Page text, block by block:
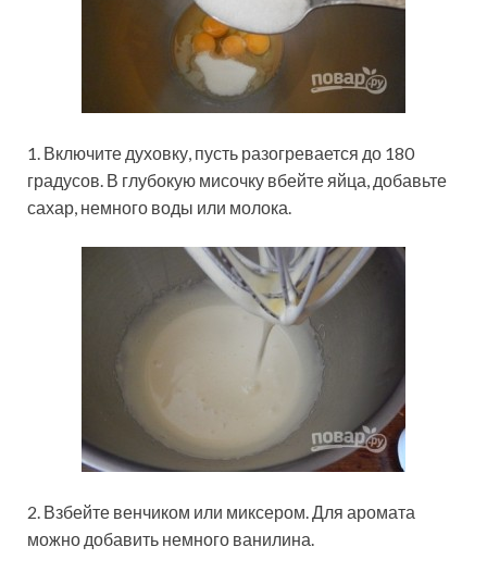
1. Включите духовку, пусть разогревается до 180
градусов. В глубокую мисочку вбейте яйца, добавьте
сахар, немного воды или молока.
2. Взбейте венчиком или миксером. Для аромата
можно добавить немного ванилина.